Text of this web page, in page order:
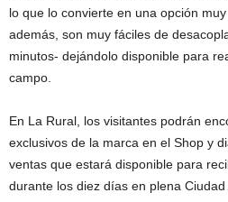
lo que lo convierte en una opción
además, son muy fáciles de
minutos- dejándolo disponible para
campo.
En La Rural, los visitantes podrán
exclusivos de la marca en el Shop y
ventas que estará disponible para
durante los diez días en plena